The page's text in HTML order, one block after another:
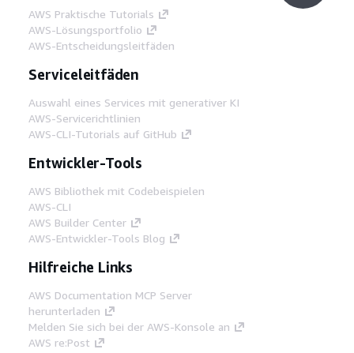
AWS Praktische Tutorials
AWS-Lösungsportfolio
AWS-Entscheidungsleitfäden
Serviceleitfäden
Auswahl eines Services mit generativer KI
AWS-Servicerichtlinien
AWS-CLI-Tutorials auf GitHub
Entwickler-Tools
AWS Bibliothek mit Codebeispielen
AWS-CLI
AWS Builder Center
AWS-Entwickler-Tools Blog
Hilfreiche Links
AWS Documentation MCP Server
herunterladen
Melden Sie sich bei der AWS-Konsole an
AWS re:Post